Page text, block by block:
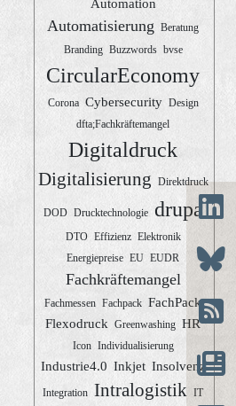
Automation
Automatisierung Beratung
Branding Buzzwords bvse
CircularEconomy
Corona Cybersecurity Design
dfta;Fachkräftemangel
Digitaldruck
Digitalisierung Direktdruck
DOD Drucktechnologie drupa
DTO Effizienz Elektronik
Energiepreise EU EUDR
Fachkräftemangel
Fachmessen Fachpack FachPack
Flexodruck Greenwashing HR
Icon Individualisierung
Industrie4.0 Inkjet Insolvenz
Integration Intralogistik IT